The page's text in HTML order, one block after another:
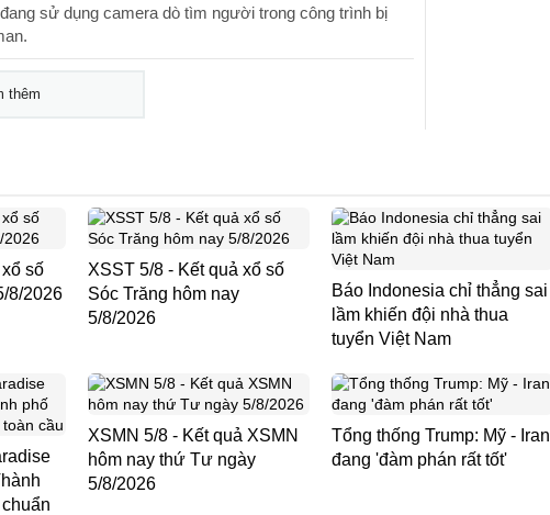
sử dụng camera dò tìm người trong công trình bị
thêm
số
8/2026
XSST 5/8 - Kết quả xổ số
Sóc Trăng hôm nay
5/8/2026
Báo Indonesia chỉ thẳng sai
lầm khiến đội nhà thua
tuyển Việt Nam
XSMN 5/8 - Kết quả XSMN
hôm nay thứ Tư ngày
5/8/2026
Tổng thống Trump: Mỹ - Iran
đang 'đàm phán rất tốt'